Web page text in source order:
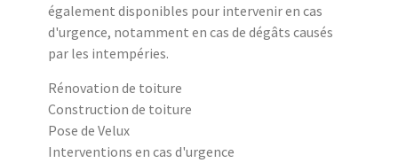
également disponibles pour intervenir en cas
d'urgence, notamment en cas de dégâts causés
par les intempéries.
Rénovation de toiture
Construction de toiture
Pose de Velux
Interventions en cas d'urgence